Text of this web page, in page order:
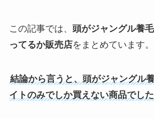
この記事では、 頭がジャングル養
ってるか販売店をまとめています。
結論から言うと、頭がジャングル
イトのみでしか買えない商品でした